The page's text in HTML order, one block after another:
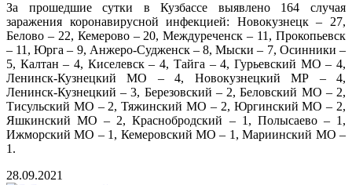
За прошедшие сутки в Кузбассе выявлено 164 случая
заражения коронавирусной инфекцией: Новокузнецк – 27,
Белово – 22, Кемерово – 20, Междуреченск – 11, Прокопьевск
– 11, Юрга – 9, Анжеро-Судженск – 8, Мыски – 7, Осинники –
5, Калтан – 4, Киселевск – 4, Тайга – 4, Гурьевский МО – 4,
Ленинск-Кузнецкий МО – 4, Новокузнецкий МР – 4,
Ленинск-Кузнецкий – 3, Березовский – 2, Беловский МО – 2,
Тисульский МО – 2, Тяжинский МО – 2, Юргинский МО – 2,
Яшкинский МО – 2, Краснобродский – 1, Полысаево – 1,
Ижморский МО – 1, Кемеровский МО – 1, Мариинский МО –
1.
28.09.2021